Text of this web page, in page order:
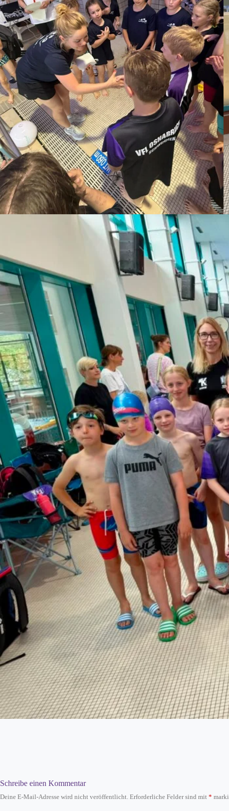
Schreibe einen Kommentar
Deine E-Mail-Adresse wird nicht veröffentlicht. Erforderliche Felder sind mit *